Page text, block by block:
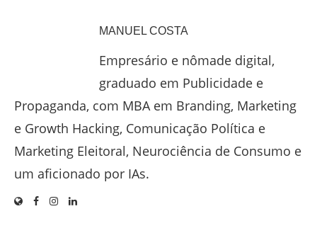
MANUEL COSTA
Empresário e nômade digital,
graduado em Publicidade e
Propaganda, com MBA em Branding, Marketing
e Growth Hacking, Comunicação Política e
Marketing Eleitoral, Neurociência de Consumo e
um aficionado por IAs.